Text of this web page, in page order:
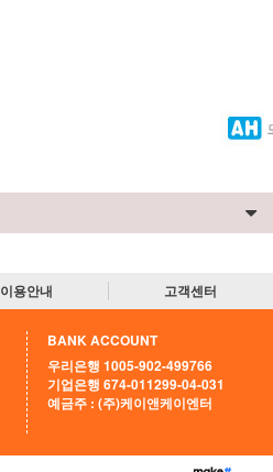
이용안내 고객센터
BANK ACCOUNT
우리은행 1005-902-499766
기업은행 674-011299-04-031
예금주 : (주)케이앤케이엔터